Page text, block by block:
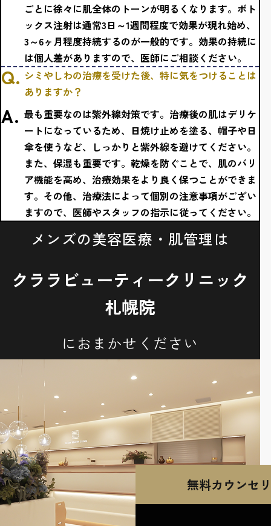
無料カウンセ
ごとに徐々に肌全体のトーンが明るくなります。ボト
ックス注射は通常3日～1週間程度で効果が現れ始め、
3～6ヶ月程度持続するのが一般的です。効果の持続に
は個人差がありますので、医師にご相談ください。
シミやしわの治療を受けた後、特に気をつけることは
ありますか？
最も重要なのは紫外線対策です。治療後の肌はデリケ
ートになっているため、日焼け止めを塗る、帽子や日
傘を使うなど、しっかりと紫外線を避けてください。
また、保湿も重要です。乾燥を防ぐことで、肌のバリ
ア機能を高め、治療効果をより良く保つことができま
す。その他、治療法によって個別の注意事項がござい
ますので、医師やスタッフの指示に従ってください。
メンズの美容医療・肌管理は
クララビューティークリニック
札幌院
におまかせください